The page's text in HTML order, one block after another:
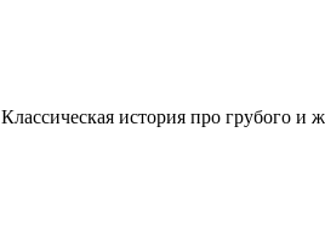
история про грубого и